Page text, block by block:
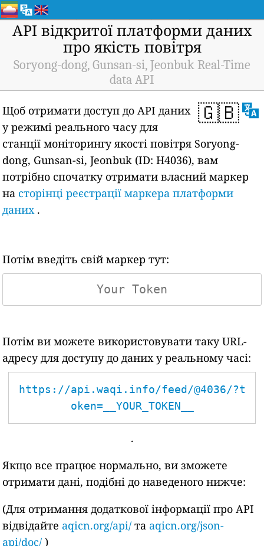
API відкритої платформи даних
про якість повітря
Soryong-dong, Gunsan-si, Jeonbuk Real-Time
data API
🇬🇧
Щоб отримати доступ до API даних
у режимі реального часу для
станції моніторингу якості повітря Soryong-
dong, Gunsan-si, Jeonbuk (ID: H4036), вам
потрібно спочатку отримати власний маркер
на сторінці реєстрації маркера платформи
даних.
Потім введіть свій маркер тут:
Потім ви можете використовувати таку URL-
адресу для доступу до даних у реальному часі:
https://api.waqi.info/feed/@4036/?t
oken=__YOUR_TOKEN__
.
Якщо все працює нормально, ви зможете
отримати дані, подібні до наведеного нижче:
(Для отримання додаткової інформації про API
відвідайте aqicn.org/api/ та aqicn.org/json-
api/doc/ )